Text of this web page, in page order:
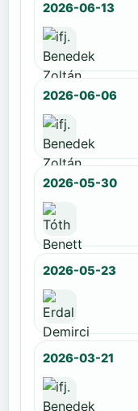
2026-06-13
2026-06-06
2026-05-30
2026-05-23
2026-03-21